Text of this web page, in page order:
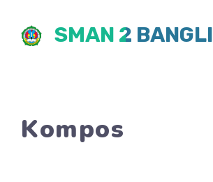
SMAN 2 BANGLI
Kompos